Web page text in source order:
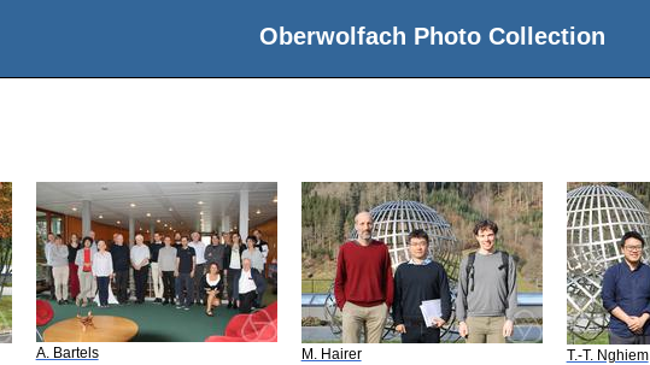
Oberwolfach Photo Collection
A. Bartels
M. Hairer
T.-T. Nghiem